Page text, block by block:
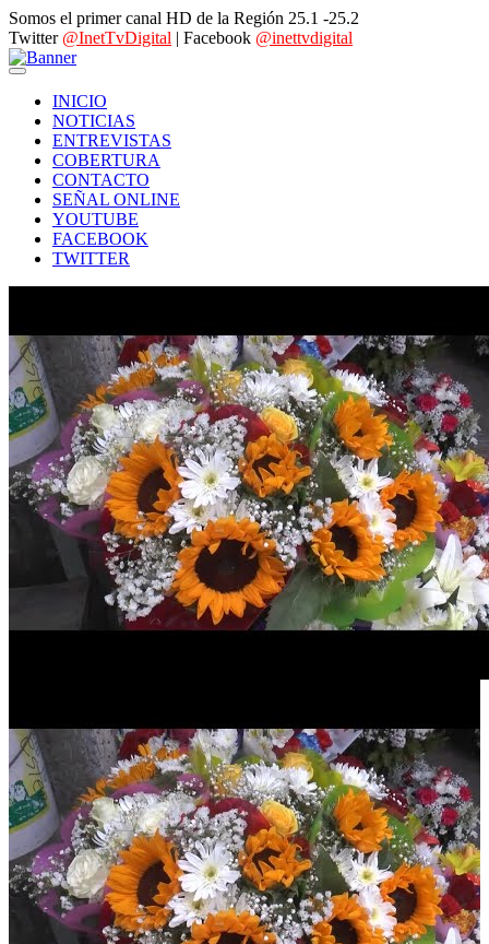
Somos el primer canal HD de la Región 25.1 -25.2
Twitter @InetTvDigital | Facebook @inettvdigital
INICIO
NOTICIAS
ENTREVISTAS
COBERTURA
CONTACTO
SEÑAL ONLINE
YOUTUBE
FACEBOOK
TWITTER